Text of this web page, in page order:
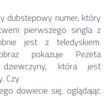
dubstepowy numer, który
pierwszego singla z
jest z teledyskiem.
pokazuje Pezeta
dziewczyny, która jest
Czy
dowiecie się, oglądając